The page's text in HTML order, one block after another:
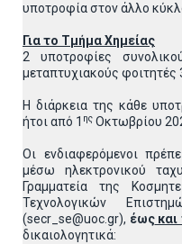
υποτροφία στον άλλο
Για το Τμήμα Χημείας
2 υποτροφίες
μεταπτυχιακούς φοιτητές
Η διάρκεια της κάθε
ήτοι από 1 ης Οκτωβρίου
Οι ενδιαφερόμενοι
μέσω ηλεκτρονικού
Γραμματεία της
Τεχνολογικών
(secr_se@uoc.gr), έωςκαι
δικαιολογητικά: